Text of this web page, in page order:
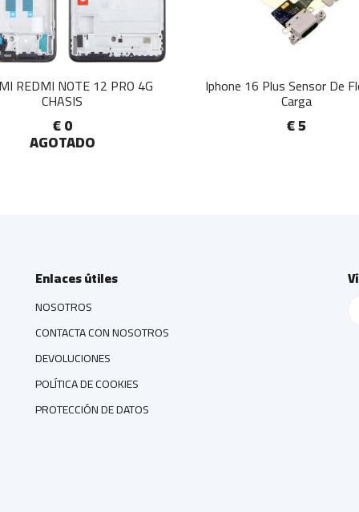
REDMI NOTE 12 PRO 4G
CHASIS
€ 0
AGOTADO
Iphone 16 Plus Sensor De
Carga
€ 5
Enlaces útiles
NOSOTROS
CONTACTA CON NOSOTROS
DEVOLUCIONES
POLÍTICA DE COOKIES
PROTECCIÓN DE DATOS